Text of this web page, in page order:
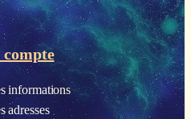
informations
adresses